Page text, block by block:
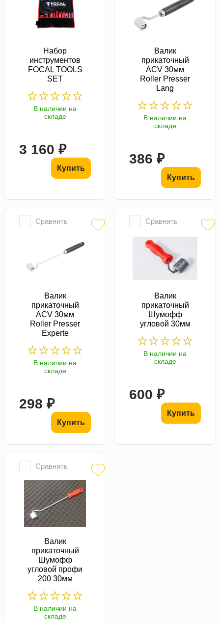
Набор
инструментов
FOCAL TOOLS
SET
В наличии на
складе
3 160 ₽
Купить
Валик
прикаточный
ACV 30мм
Roller Presser
Lang
В наличии на
складе
386 ₽
Купить
Сравнить
Валик
прикаточный
ACV 30мм
Roller Presser
Experte
В наличии на
складе
298 ₽
Купить
Сравнить
Валик
прикаточный
Шумофф
угловой 30мм
В наличии на
складе
600 ₽
Купить
Сравнить
Валик
прикаточный
Шумофф
угловой профи
200 30мм
В наличии на
складе